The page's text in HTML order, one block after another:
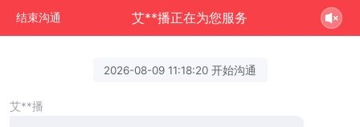
结束沟通 艾**播正在为您服务
2026-08-09 11:18:20 开始沟通
艾**播